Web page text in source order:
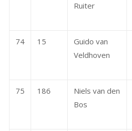
Ruiter
74 15
Guido van
Veldhoven
75 186
Niels van den
Bos